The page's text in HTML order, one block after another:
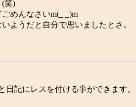
(笑)
めんなさいm(_ _)m
ようだと自分で思いましたとさ。
日記にレスを付ける事ができます。